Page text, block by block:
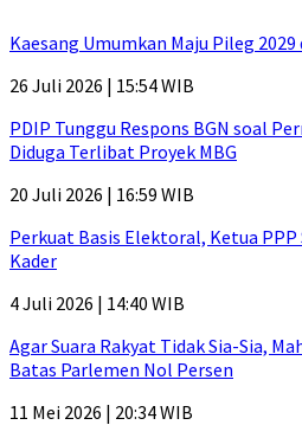
Kaesang Umumkan Maju Pileg
26 Juli 2026 | 15:54 WIB
PDIP Tunggu Respons BGN soal
Diduga Terlibat Proyek MBG
20 Juli 2026 | 16:59 WIB
Perkuat Basis Elektoral, Ketua
Kader
4 Juli 2026 | 14:40 WIB
Agar Suara Rakyat Tidak Sia-Sia,
Batas Parlemen Nol Persen
11 Mei 2026 | 20:34 WIB